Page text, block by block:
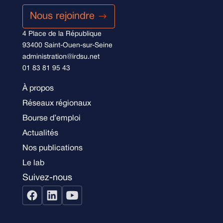
Nous rejoindre
4 Place de la République
93400 Saint-Ouen-sur-Seine
administration@irdsu.net
01 83 81 95 43
À propos
Réseaux régionaux
Bourse d’emploi
Actualités
Nos publications
Le lab
Suivez-nous